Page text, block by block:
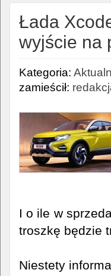
Łada
wyjście na
Kategoria:
zamieścił:
I o ile w
troszkę będzie
Niestety